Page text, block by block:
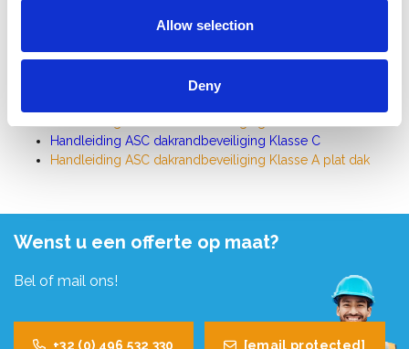
Allow selection
Deny
Dakrandbeveiliging
Handleiding RSS dakrandbeveiliging hellend dak
Handleiding ASC dakrandbeveiliging Klasse C
Handleiding ASC dakrandbeveiliging Klasse A plat dak
Wenst u een offerte op maat?
Bel of mail ons!
+32 (0) 496 532 330 [email protected]